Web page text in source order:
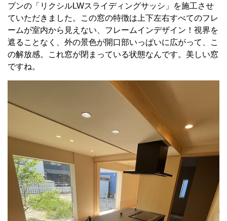
プンの「リクシルLWスライディングサッシ」を施工させ
ていただきました。
この窓の特徴は上下左右すべてのフレ
ームが室内から見えない、フレームインデザイン！視界を
遮ることなく、外の景色が開口部いっぱいに広がって、こ
の解放感。これ窓が閉まっている状態なんです。美しい窓
ですね。